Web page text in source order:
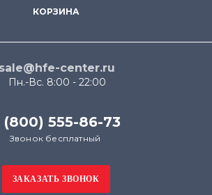
КОРЗИНА
sale@hfe-center.ru
Пн.-Вс. 8:00 - 22:00
(800) 555-86-73
Звонок бесплатный